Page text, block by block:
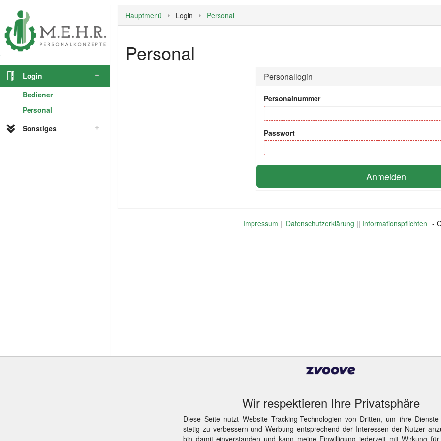
Login
Bediener
Personal
Sonstiges
Hauptmenü Login Personal
Personal
Personallogin
Personalnummer
Passwort
Anmelden
Impressum || Datenschutzerklärung || Informationspflichten -
Wir respektieren Ihre Privatsphäre
Diese Seite nutzt Website Tracking-Technologien von Dritten, um ihre Dienste
stetig zu verbessern und Werbung entsprechend der Interessen der Nutzer
bin damit einverstanden und kann meine Einwilligung jederzeit mit Wirkung